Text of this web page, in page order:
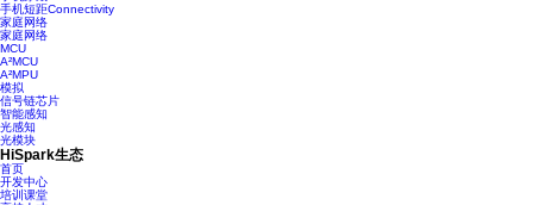
手机短距Connectivity
家庭网络
家庭网络
MCU
A²MCU
A²MPU
模拟
信号链芯片
智能感知
光感知
光模块
HiSpark生态
首页
开发中心
培训课堂